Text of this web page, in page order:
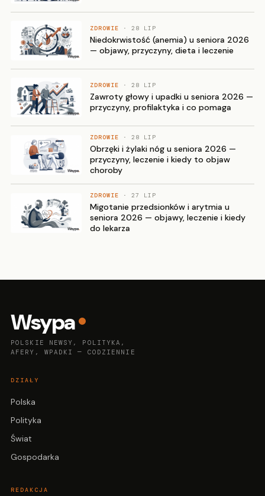
ZDROWIE · 28 LIP
Niedokrwistość (anemia) u seniora 2026
— objawy, przyczyny, dieta i leczenie
ZDROWIE · 28 LIP
Zawroty głowy i upadki u seniora 2026 —
przyczyny, profilaktyka i co pomaga
ZDROWIE · 28 LIP
Obrzęki i żylaki nóg u seniora 2026 —
przyczyny, leczenie i kiedy to objaw
choroby
ZDROWIE · 27 LIP
Migotanie przedsionków i arytmia u
seniora 2026 — objawy, leczenie i kiedy
do lekarza
Wsypa
POLSKIE NEWSY, POLITYKA,
AFERY, WPADKI — CODZIENNIE
DZIAŁY
Polska
Polityka
Świat
Gospodarka
REDAKCJA